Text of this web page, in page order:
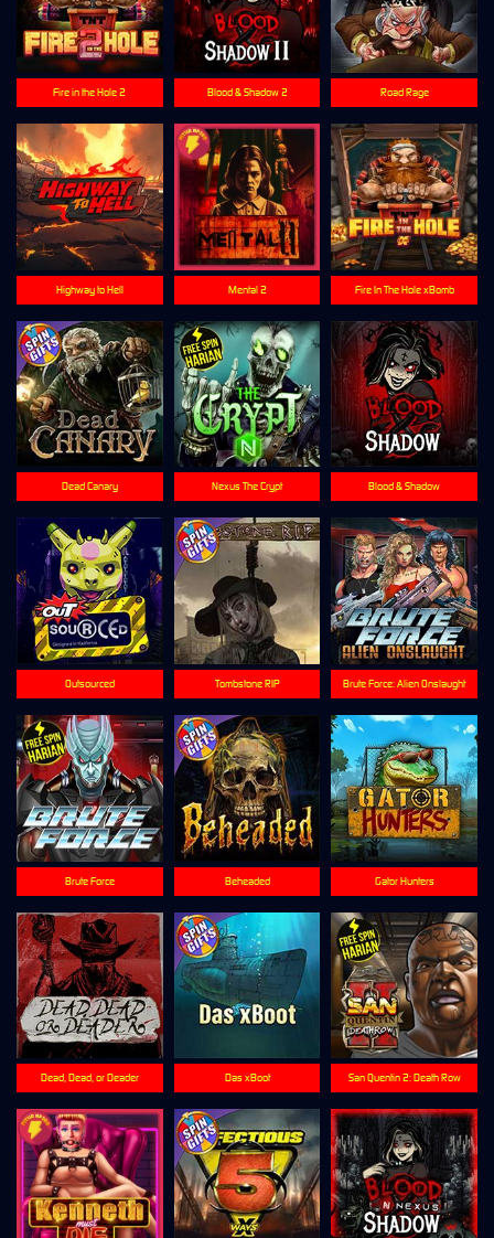
Dead, Dead, or Deader
Highway to Hell
Brute Force
Mental 2
San Quentin 2: Death Row
Blood & Shadow
Blood & Shadow 2
Outsourced
Beheaded
Brute Force: Alien Onslaught
Nexus The Crypt
Gator Hunters
Tombstone RIP
Fire in the Hole 2
Fire In The Hole xBomb
Das xBoot
Road Rage
Dead Canary